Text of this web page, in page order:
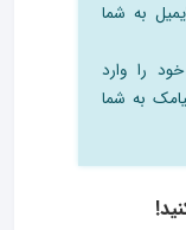
به شما
را وارد
به شما